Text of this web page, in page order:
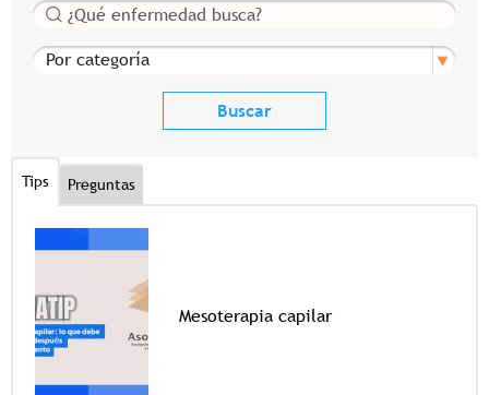
Buscar
Por categoría
Tips Preguntas
Mesoterapia capilar